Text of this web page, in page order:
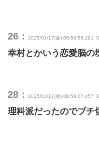
26： 2025/01/17(金) 08:53:56.291
幸村とかいう恋愛脳の
28： 2025/01/17(金) 08:56:07.457
理科派だったのでブチ